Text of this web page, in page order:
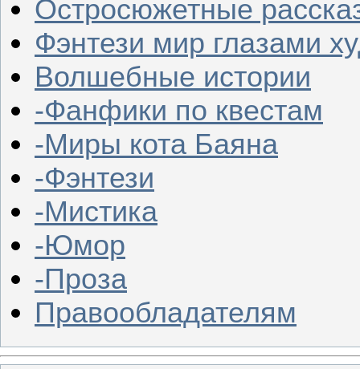
Остросюжетные
Фэнтези мир глазами
Волшебные истории
-Фанфики по квестам
-Миры кота Баяна
-Фэнтези
-Мистика
-Юмор
-Проза
Правообладателям